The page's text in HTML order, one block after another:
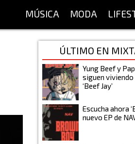
MÚSICA MODA
ÚLTIMO EN
Yung Beef y
siguen viviendo
‘Beef Jay’
Escucha ahora
nuevo EP de